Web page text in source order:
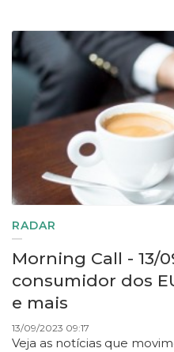
RADAR
Morning Call - 13/
consumidor dos
e mais
13/09/2023 09:17
Veja as notícias que